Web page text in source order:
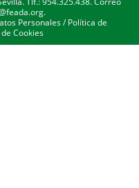
Personales/Política de
Cookies